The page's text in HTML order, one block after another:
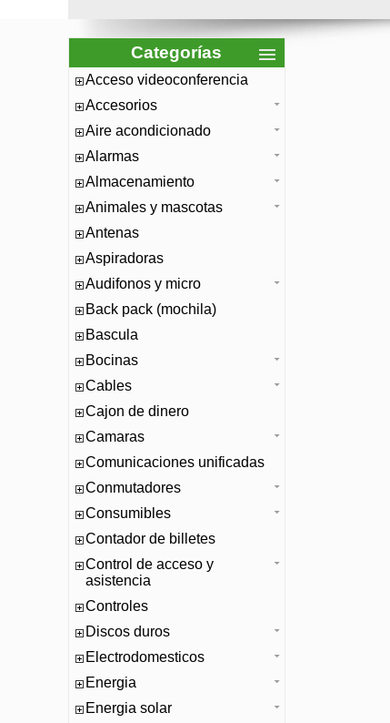
Categorías
Acceso videoconferencia
Accesorios
Aire acondicionado
Alarmas
Almacenamiento
Animales y mascotas
Antenas
Aspiradoras
Audifonos y micro
Back pack (mochila)
Bascula
Bocinas
Cables
Cajon de dinero
Camaras
Comunicaciones unificadas
Conmutadores
Consumibles
Contador de billetes
Control de acceso y
asistencia
Controles
Discos duros
Electrodomesticos
Energia
Energia solar